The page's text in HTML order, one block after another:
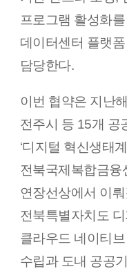
프로그램 활성화
데이터센터 플랫
담당한다.
이번 협약은 지난
전주시 등 15개 공
‘디지털 혁신생태
전북국제복합금융
연장선상에서 이
전북특별자치도
클라우드 네이티
수립과 도내 공공